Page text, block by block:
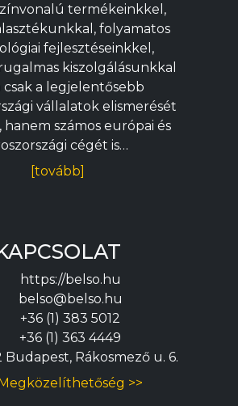
termékeinkkel,
folyamatos
fejlesztéseinkkel,
kiszolgálásunkkal
csak a legjelentősebb
vállalatok elismerését
számos európai és
cégét is…
[tovább]
https://belso.hu
belso@belso.hu
+36 (1) 383 5012
+36 (1) 363 4449
Budapest, Rákosmező u. 6.
>>